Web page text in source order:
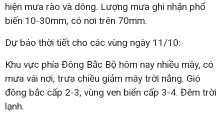
hiện mưa rào và dông. Lượng mưa ghi nhận phổ
biến 10-30mm, có nơi trên 70mm.
Dự báo thời tiết cho các vùng ngày 11/10:
Khu vực phía Đông Bắc Bộ hôm nay nhiều mây, có
mưa vài nơi, trưa chiều giảm mây trời nắng. Gió
đông bắc cấp 2-3, vùng ven biển cấp 3-4. Đêm trời
lạnh.